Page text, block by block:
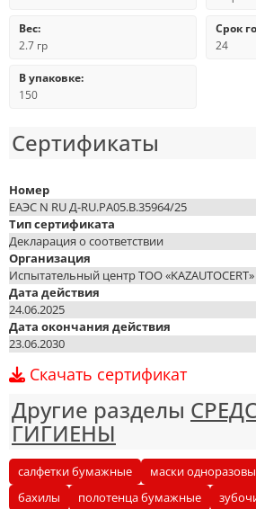
Вес:
2.7 гр
Срок
24
В упаковке:
150
Сертификаты
Номер
ЕАЭС N RU Д-RU.РА05.В.35964/25
Тип сертификата
Декларация о соответствии
Организация
Испытательный центр ТОО «KAZAUTOCERT»
Дата действия
24.06.2025
Дата окончания действия
23.06.2030
Скачать сертификат
Другие разделы
ГИГИЕНЫ
салфетки бумажные маски
бахилы
полотенца бумажные